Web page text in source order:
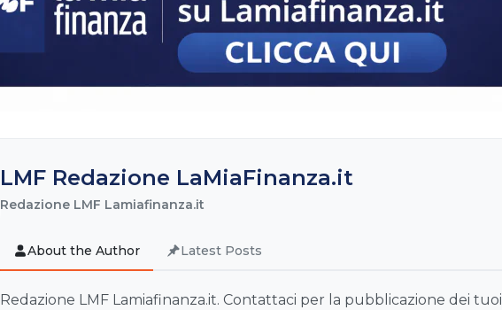
LMF Redazione LaMiaFinanza.it
Redazione LMF Lamiafinanza.it
About the Author Latest Posts
Redazione LMF Lamiafinanza.it. Contattaci per la pubblicazione dei tuoi